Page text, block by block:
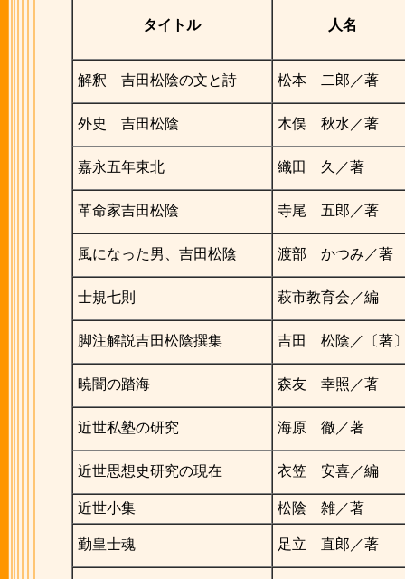
タイトル 人名
解釈 吉田松陰の文と詩 松本 二郎／著
外史 吉田松陰 木俣 秋水／著
嘉永五年東北 織田 久／著
革命家吉田松陰 寺尾 五郎／著
風になった男、吉田松陰 渡部 かつみ／著
士規七則 萩市教育会／編
脚注解説吉田松陰撰集 吉田 松陰／〔著
暁闇の踏海 森友 幸照／著
近世私塾の研究 海原 徹／著
近世思想史研究の現在 衣笠 安喜／編
近世小集 松陰 雑／著
勤皇士魂 足立 直郎／著